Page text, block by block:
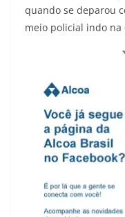
quando se deparou
meio policial indo